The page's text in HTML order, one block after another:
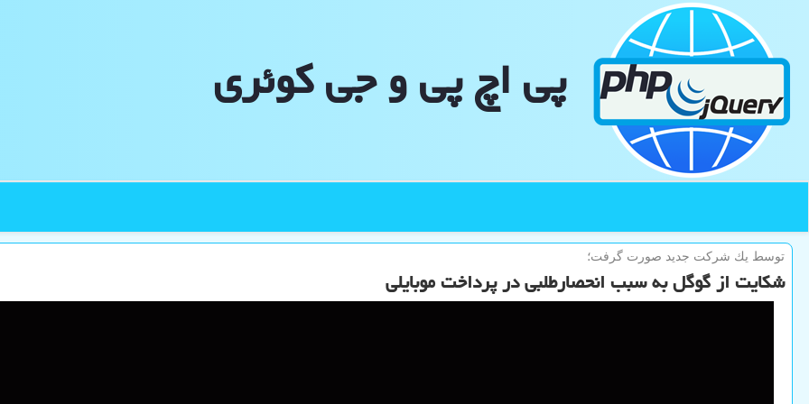
پی اچ پی و جی كوئری
توسط یك شركت جدید صورت گرفت؛
شکایت از گوگل به سبب انحصارطلبی در پرداخت موبایلی